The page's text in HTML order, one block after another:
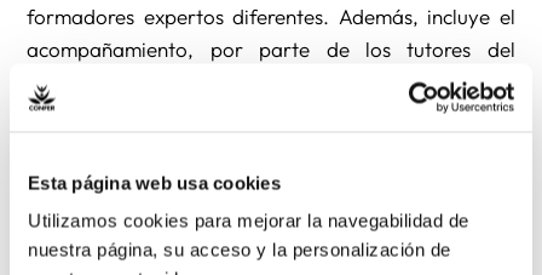
Esta página web usa cookies
Utilizamos cookies para mejorar la navegabilidad de
nuestra página, su acceso y la personalización de
formadores expertos diferentes. Además, incluye el
acompañamiento, por parte de los tutores del
posgrado, del profesorado participante en sus
propios centros para facilitar un seguimiento del
contenidos en el proyecto pastoral. Los alumnos
trabajarán su propio porfolio pastoral como
herramienta básica de síntesis personal de los